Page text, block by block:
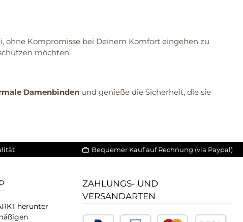
Kompromisse bei Deinem Komfort eingehen zu
möchten.
Damenbinden und genieße die Sicherheit, die sie
Bequemer Kauf auf Rechnung (via Paypal)
herunter
ZAHLUNGS- UND
VERSANDARTEN